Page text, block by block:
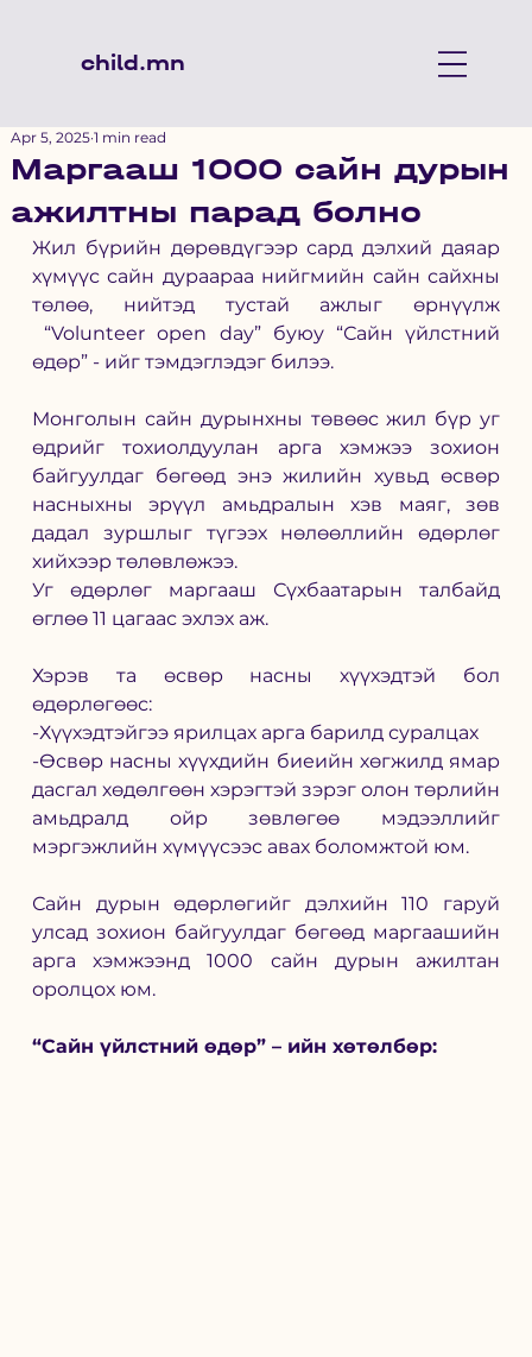
child.mn
Маргааш 1000 сайн дурын
ажилтны парад болно
Apr 5, 2025 1 min read
Жил бүрийн дөрөвдүгээр сард дэлхий даяар
хүмүүс сайн дураараа нийгмийн сайн сайхны
төлөө, нийтэд тустай ажлыг өрнүүлж
“Volunteer open day” буюу “Сайн үйлстний
өдөр” - ийг тэмдэглэдэг билээ.
Монголын сайн дурынхны төвөөс жил бүр уг
өдрийг тохиолдуулан арга хэмжээ зохион
байгуулдаг бөгөөд энэ жилийн хувьд өсвөр
насныхны эрүүл амьдралын хэв маяг, зөв
дадал зуршлыг түгээх нөлөөллийн өдөрлөг
хийхээр төлөвлөжээ.
Уг өдөрлөг маргааш Сүхбаатарын талбайд
өглөө 11 цагаас эхлэх аж.
Хэрэв та өсвөр насны хүүхэдтэй бол
өдөрлөгөөс:
-Хүүхэдтэйгээ ярилцах арга барилд суралцах
-Өсвөр насны хүүхдийн биеийн хөгжилд ямар
дасгал хөдөлгөөн хэрэгтэй зэрэг олон төрлийн
амьдралд ойр зөвлөгөө мэдээллийг
мэргэжлийн хүмүүсээс авах боломжтой юм.
Сайн дурын өдөрлөгийг дэлхийн 110 гаруй
улсад зохион байгуулдаг бөгөөд маргаашийн
арга хэмжээнд 1000 сайн дурын ажилтан
оролцох юм.
“Сайн үйлстний өдөр” – ийн хөтөлбөр: